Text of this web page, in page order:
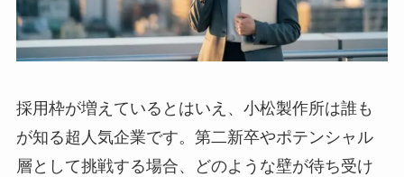
採用枠が増えているとはいえ、小松製作所は誰も
が知る超人気企業です。第二新卒やポテンシャル
層として挑戦する場合、どのような壁が待ち受け